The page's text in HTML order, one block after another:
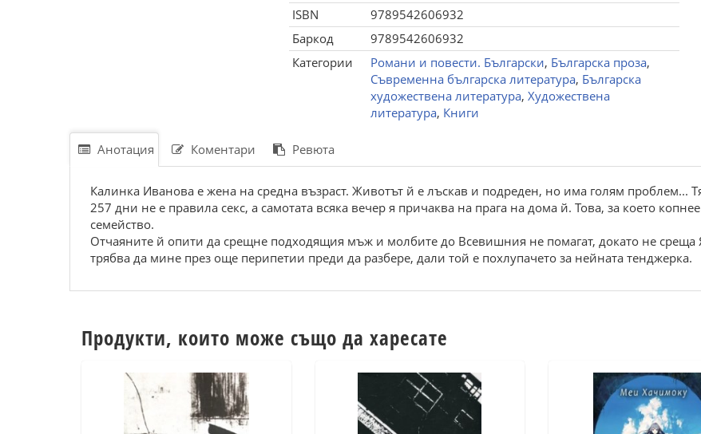
ISBN
9789542606932
Баркод
9789542606932
Категории
Романи и повести. Български, Българска проза,
Съвременна българска литература, Българска
художествена литература, Художествена
литература, Книги
Анотация Коментари Ревюта
Калинка Иванова е жена на средна възраст. Животът й е лъскав и подреден, но има голям проблем...
257 дни не е правила секс, а самотата всяка вечер я причаква на прага на дома й. Това, за което
семейство.
Отчаяните й опити да срещне подходящия мъж и молбите до Всевишния не помагат, докато не
трябва да мине през още перипетии преди да разбере, дали той е похлупачето за нейната тенджерка.
Продукти, които може също да харесате